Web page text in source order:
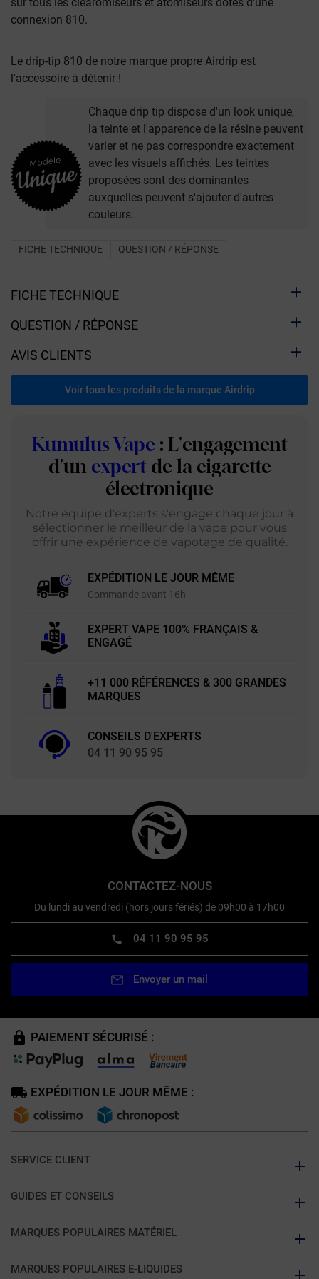
connexion 810.
Le drip-tip 810 de notre marque propre Airdrip est
l'accessoire à détenir !
Chaque drip tip dispose d'un look unique,
la teinte et l'apparence de la résine peuvent
varier et ne pas correspondre exactement
avec les visuels affichés. Les teintes
proposées sont des dominantes
auxquelles peuvent s'ajouter d'autres
couleurs.
FICHE TECHNIQUE QUESTION / RÉPONSE
FICHE TECHNIQUE
QUESTION / RÉPONSE
AVIS CLIENTS
Voir tous les produits de la marque Airdrip
Kumulus Vape : L'engagement
d'un expert de la cigarette
électronique
Notre équipe d'experts s'engage chaque jour à
sélectionner le meilleur de la vape pour vous
offrir une expérience de vapotage de qualité.
EXPÉDITION LE JOUR MÊME
Commande avant 16h
EXPERT VAPE 100% FRANÇAIS &
ENGAGÉ
+11 000 RÉFÉRENCES & 300 GRANDES
MARQUES
CONSEILS D'EXPERTS
04 11 90 95 95
CONTACTEZ-NOUS
Du lundi au vendredi (hors jours fériés) de 09h00 à 17h00
04 11 90 95 95
Envoyer un mail
PAIEMENT SÉCURISÉ :
EXPÉDITION LE JOUR MÊME :
SERVICE CLIENT
GUIDES ET CONSEILS
MARQUES POPULAIRES MATÉRIEL
MARQUES POPULAIRES E-LIQUIDES